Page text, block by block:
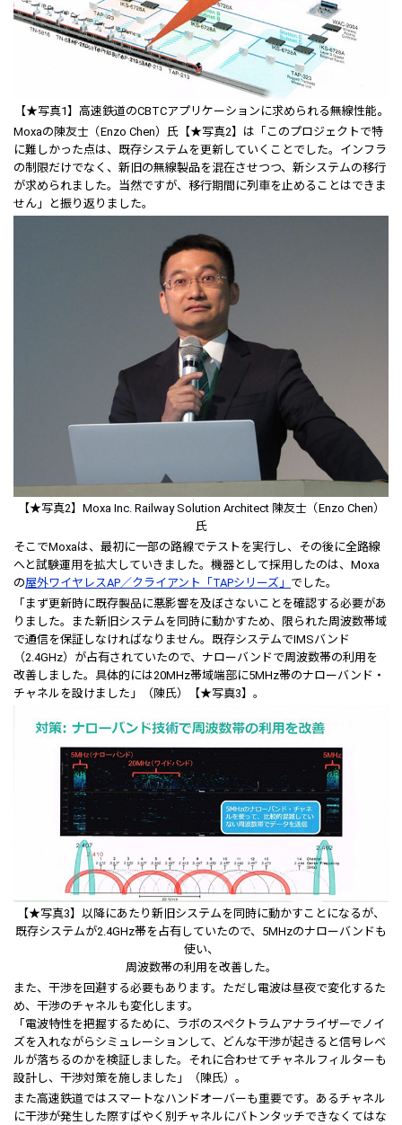
【★写真1】高速鉄道のCBTCアプリケーションに求められる無線性能。
Moxaの陳友士（Enzo Chen）氏【★写真2】は「このプロジェクトで特
に難しかった点は、既存システムを更新していくことでした。インフラ
の制限だけでなく、新旧の無線製品を混在させつつ、新システムの移行
が求められました。当然ですが、移行期間に列車を止めることはできま
せん」と振り返りました。
【★写真2】Moxa Inc. Railway Solution Architect 陳友士（Enzo Chen）
氏
そこでMoxaは、最初に一部の路線でテストを実行し、その後に全路線
へと試験運用を拡大していきました。機器として採用したのは、Moxa
の屋外ワイヤレスAP／クライアント「TAPシリーズ」 でした。
「まず更新時に既存製品に悪影響を及ぼさないことを確認する必要があ
りました。また新旧システムを同時に動かすため、限られた周波数帯域
で通信を保証しなければなりません。既存システムでIMSバンド
（2.4GHz）が占有されていたので、ナローバンドで周波数帯の利用を
改善しました。具体的には20MHz帯域端部に5MHz帯のナローバンド・
チャネルを設けました」（陳氏）【★写真3】。
【★写真3】以降にあたり新旧システムを同時に動かすことになるが、
既存システムが2.4GHz帯を占有していたので、5MHzのナローバンドも
使い、
周波数帯の利用を改善した。
また、干渉を回避する必要もあります。ただし電波は昼夜で変化するた
め、干渉のチャネルも変化します。
「電波特性を把握するために、ラボのスペクトラムアナライザーでノイ
ズを入れながらシミュレーションして、どんな干渉が起きると信号レベ
ルが落ちるのかを検証しました。それに合わせてチャネルフィルターも
設計し、干渉対策を施しました」（陳氏）。
また高速鉄道ではスマートなハンドオーバーも重要です。あるチャネル
に干渉が発生した際すばやく別チャネルにバトンタッチできなくてはな